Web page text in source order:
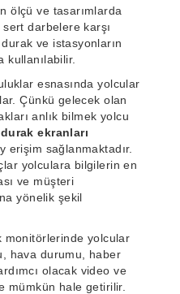
ölçü ve tasarımlarda
sert darbelere karşı
ve istasyonların
kullanılabilir.
esnasında yolcular
Çünkü gelecek olan
anlık bilmek yolcu
durak ekranları
erişim sağlanmaktadır.
yolculara bilgilerin en
ve müşteri
yönelik şekil
monitörlerinde yolcular
hava durumu, haber
olacak video ve
mümkün hale getirilir.